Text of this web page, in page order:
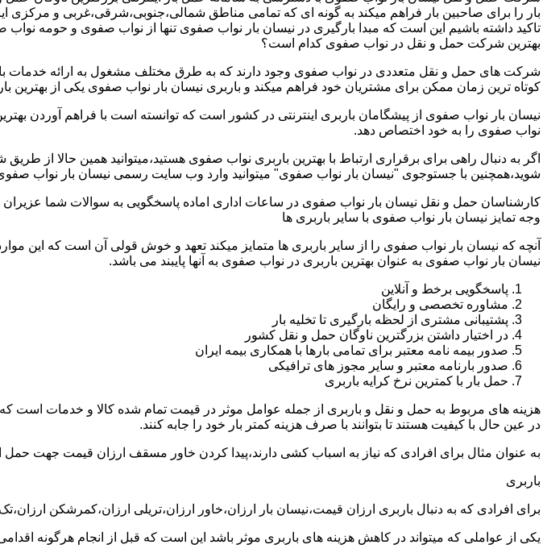
بار را برای صاحبین بار فراهم میکند به گونه ای که تمامی مناطق شمالی،جنوبی،شرقی،غربی و
تاکید داشته باشیم این است که مبدا بارگیری در نیسان بار نواب صفوی تنها از نواب صفوی و حومه
بهترین شرکت حمل و نقل در نواب صفوی کدام است؟
شرکت های حمل و نقل متعددی در نواب صفوی وجود دارند که به طرق مختلف مشغول به ارائه خدمات
کوتاه ترین زمان ممکن برای مشتریان خود فراهم میکند و باربری نیسان بار نواب صفوی یکی از بهترین
نیسان بار نواب صفوی از پیشگامان باربری اینترنتی در کشور است که توانسته است با فراهم آوردن
نواب صفوی را به خود اختصاص دهد.
اگر به دنبال راهی برای برقراری ارتباط با بهترین باربری نواب صفوی هستید،میتوانید همین حالا
شوید،همچنین با جستوجوی "نیسان بار نواب صفوی" میتوانید وارد وب سایت رسمی نیسان بار نواب
کارشناسان حمل و نقل نیسان بار نواب صفوی در ساعات اداری اماده پاسخگویی به سوالات شما عزیران
وجه تمایز نیسان بار نواب صفوی با سایر باربری ها
آنچه که نیسان بار نواب صفوی را از سایر باربری ها متمایز میکند تعهد و خوش قولی آن است که این
نیسان بار نواب صفوی به عنوان بهترین باربری در نواب صفوی به آنها پایبند می باشد.
پاسخگویی برخط و آنلاین
مشاوره تخصصی و رایگان
پشتیبانی مشتری از لحظه بارگیری تا تخلیه بار
در اختیار داشتن بزرگترین ناوگان حمل و نقل کشور
صدور بیمه نامه معتبر برای تمامی بارها با همکاری بیمه ایران
صدور بارنامه معتبر و سایر مجوز های ترافیکی
حمل بار با کمترین نرخ کرایه باربری
هزینه های مربوط به حمل و نقل و باربری از جمله عوامل موثر در قیمت تمام شده کالا و خدمات است که
در عین حال با کیفیت هستند تا بتوانند با صرف هزینه کمتر بار خود را جابه کنند.
به عنوان مثال برای افرادی که نیاز به اسباب کشی دارند،پیدا کردن خاور مسقف ارزان قیمت جهت حمل
باربری
برای افرادی که به دنبال باربری ارزان قیمت،نیسان بار ارزان،خاور ارزان،تریلی ارزان،کمرشکن
یکی از عواملی که میتواند در کاهش هزینه های باربری موثر باشد این است که قبل از انجام هرگونه